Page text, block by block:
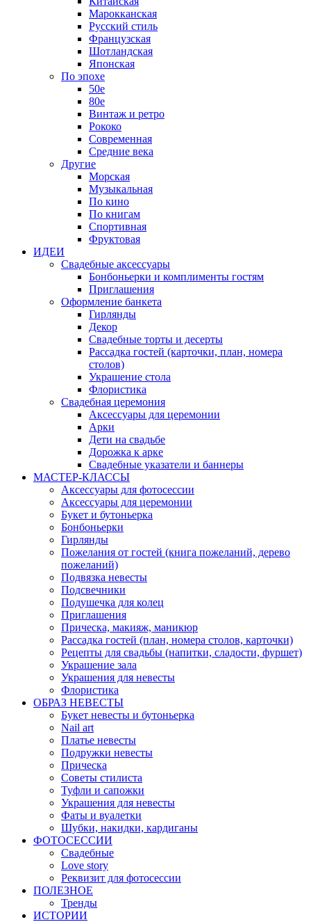
Марокканская
Русский стиль
Французская
Шотландская
Японская
По эпохе
50е
80е
Винтаж и ретро
Рококо
Современная
Средние века
Другие
Морская
Музыкальная
По кино
По книгам
Спортивная
Фруктовая
ИДЕИ
Свадебные аксессуары
Бонбоньерки и комплименты гостям
Приглашения
Оформление банкета
Гирлянды
Декор
Свадебные торты и десерты
Рассадка гостей (карточки, план, номера
столов)
Украшение стола
Флористика
Свадебная церемония
Аксессуары для церемонии
Арки
Дети на свадьбе
Дорожка к арке
Свадебные указатели и баннеры
МАСТЕР-КЛАССЫ
Аксессуары для фотосессии
Аксессуары для церемонии
Букет и бутоньерка
Бонбоньерки
Гирлянды
Пожелания от гостей (книга пожеланий, дерево
пожеланий)
Подвязка невесты
Подсвечники
Подушечка для колец
Приглашения
Прическа, макияж, маникюр
Рассадка гостей (план, номера столов, карточки)
Рецепты для свадьбы (напитки, сладости, фуршет)
Украшение зала
Украшения для невесты
Флористика
ОБРАЗ НЕВЕСТЫ
Букет невесты и бутоньерка
Nail art
Платье невесты
Подружки невесты
Прическа
Советы стилиста
Туфли и сапожки
Украшения для невесты
Фаты и вуалетки
Шубки, накидки, кардиганы
ФОТОСЕССИИ
Свадебные
Love story
Реквизит для фотосессии
ПОЛЕЗНОЕ
Тренды
ИСТОРИИ